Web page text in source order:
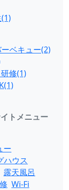
ベキュー(2)
修(1)
トメニュー
ー
ハウス
露天風呂
Wi-Fi